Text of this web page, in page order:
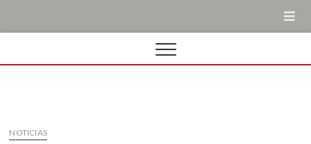
NOTICIAS